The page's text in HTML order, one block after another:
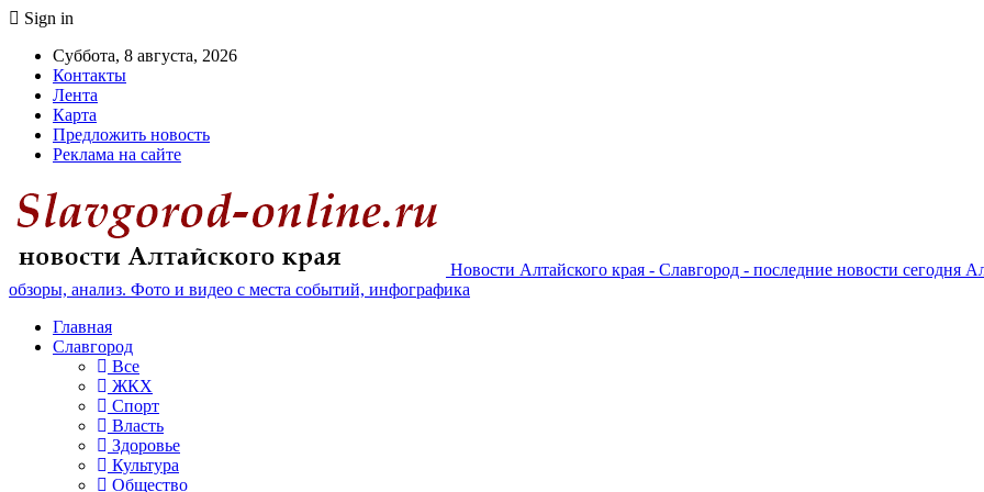
Sign in
Суббота, 8 августа, 2026
Контакты
Лента
Карта
Предложить новость
Реклама на сайте
Новости Алтайского края - Славгород - последние новости сегодня
обзоры, анализ. Фото и видео с места событий, инфографика
Главная
Славгород
Все
ЖКХ
Спорт
Власть
Здоровье
Культура
Общество